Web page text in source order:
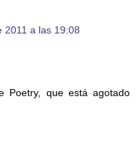
2011 a las 19:08
Poetry, que está agotado